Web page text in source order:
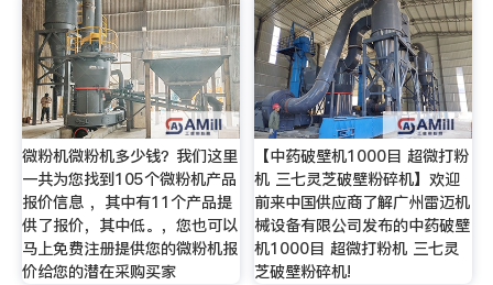
微粉机微粉机多少钱？我们这里
一共为您找到105个微粉机产品
报价信息 ，其中有11个产品提
供了报价，其中低。，您也可以
马上免费注册提供您的微粉机报
价给您的潜在采购买家
【中药破壁机1000目 超微打粉
机 三七灵芝破壁粉碎机】欢迎
前来中国供应商了解广州雷迈机
械设备有限公司发布的中药破壁
机1000目 超微打粉机 三七灵
芝破壁粉碎机!